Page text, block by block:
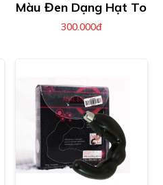
Màu Đen Dạng Hạt To
300.000đ